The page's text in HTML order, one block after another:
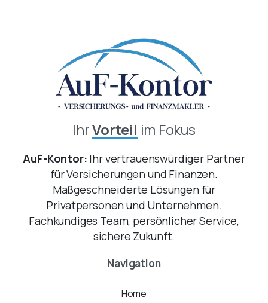
IhrVorteil im Fokus
AuF-Kontor: Ihr vertrauenswürdiger Partner
für Versicherungen und Finanzen.
Maßgeschneiderte Lösungen für
Privatpersonen und Unternehmen.
Fachkundiges Team, persönlicher Service,
sichere Zukunft.
Navigation
Home